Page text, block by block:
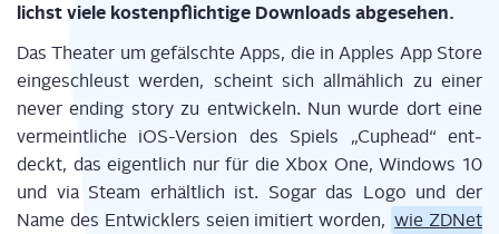
lichst vie­le kos­ten­pflich­ti­ge Down­loads abgesehen.
Das Thea­ter um gefälsch­te Apps, die in App­les App Store
ein­ge­schleust wer­den, scheint sich all­mäh­lich zu einer
never ending sto­ry zu ent­wi­ckeln. Nun wur­de dort eine
ver­meint­li­che iOS-Ver­si­on des Spiels „Cup­head“ ent­
deckt, das eigent­lich nur für die Xbox One, Win­dows 10
und via Steam erhält­lich ist. Sogar das Logo und der
Name des Ent­wick­lers sei­en imi­tiert wor­den, wie ZDNet